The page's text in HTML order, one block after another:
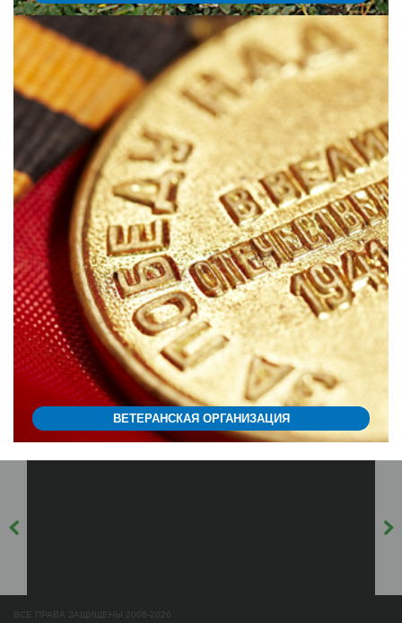
ВЕТЕРАНСКАЯ ОРГАНИЗАЦИЯ
ВСЕ ПРАВА ЗАЩИЩЕНЫ 2006-2026